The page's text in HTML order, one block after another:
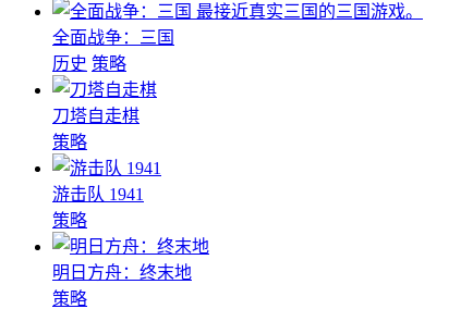
最接近真实三国的三国游戏。
全面战争：三国
历史 策略
刀塔自走棋
策略
游击队 1941
策略
明日方舟：终末地
策略